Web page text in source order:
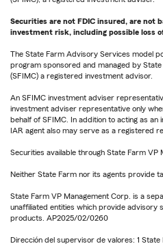
Securities are not FDIC insured, are not
investment risk, including possible loss
The State Farm Advisory Services model
program sponsored and managed by
(SFIMC) a registered investment advisor.
An SFIMC investment adviser
investment adviser representative only
behalf of SFIMC. In addition to acting as
IAR agent also may serve as a registered
Securities available through State Farm VP
Neither State Farm nor its agents provide
State Farm VP Management Corp. is a
unaffiliated entities which provide advisory
products. AP2025/02/0260
Dirección del supervisor de valores: 1 State